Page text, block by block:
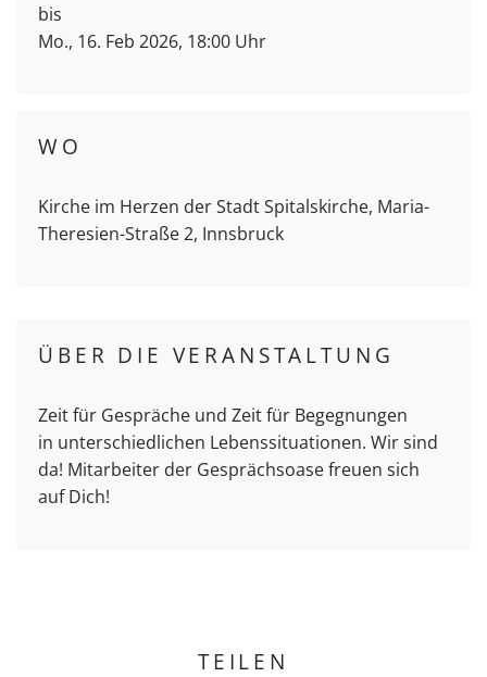
bis
Mo., 16. Feb 2026, 18:00 Uhr
WO
Kirche im Herzen der Stadt Spitalskirche, Maria-
Theresien-Straße 2, Innsbruck
ÜBER DIE VERANSTALTUNG
Zeit für Gespräche und Zeit für Begegnungen
in unterschiedlichen Lebenssituationen. Wir sind
da! Mitarbeiter der Gesprächsoase freuen sich
auf Dich!
TEILEN